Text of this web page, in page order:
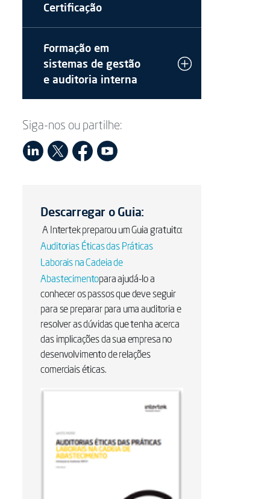
Certificação
Formação em
sistemas de gestão
e auditoria interna
Siga-nos ou partilhe:
Descarregar o Guia:
A Intertek preparou um Guia gratuito:
Auditorias Éticas das Práticas
Laborais na Cadeia de
Abastecimentopara ajudá-lo a
conhecer os passos que deve seguir
para se preparar para uma auditoria e
resolver as dúvidas que tenha acerca
das implicações da sua empresa no
desenvolvimento de relações
comerciais éticas.